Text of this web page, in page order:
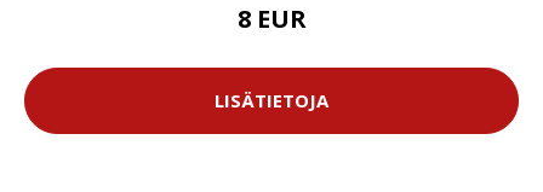
8 EUR
LISÄTIETOJA